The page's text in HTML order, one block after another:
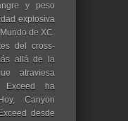
y peso
explosiva
de XC.
del cross-
allá de la
atraviesa
Exceed ha
Canyon
desde